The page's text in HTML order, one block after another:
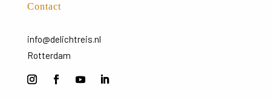
Contact
info@delichtreis.nl
Rotterdam